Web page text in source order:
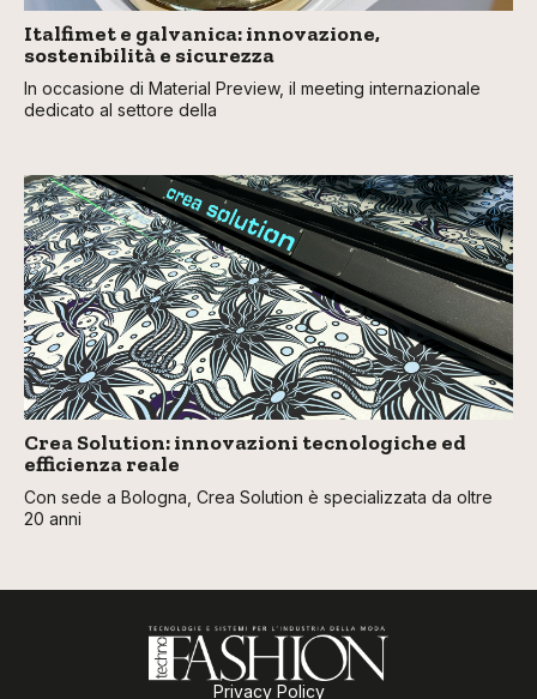
Italfimet e galvanica: innovazione,
sostenibilità e sicurezza
In occasione di Material Preview, il meeting internazionale
dedicato al settore della
Crea Solution: innovazioni tecnologiche ed
efficienza reale
Con sede a Bologna, Crea Solution è specializzata da oltre
20 anni
Privacy Policy